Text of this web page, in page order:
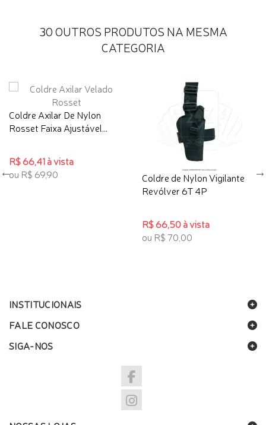
30 OUTROS PRODUTOS NA MESMA
CATEGORIA
Coldre Axilar De Nylon
Rosset Faixa Ajustável...
R$ 66,41 à vista
ou R$ 69,90
Coldre de Nylon Vigilante
Revólver 6T 4P
R$ 66,50 à vista
ou R$ 70,00
INSTITUCIONAIS
FALE CONOSCO
SIGA-NOS